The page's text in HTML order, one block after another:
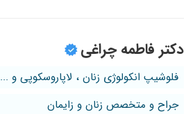
دکتر فاطمه چراغی
فلوشیپ انکولوژی زنان ، لاپاروسکوپی و ...
جراح و متخصص زنان و زایمان